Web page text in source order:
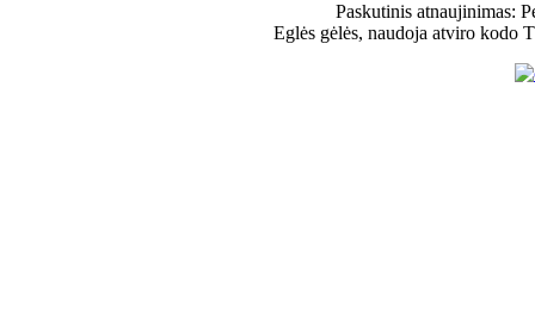
Paskutinis atnaujinimas:
Eglės gėlės, naudoja atviro kodo